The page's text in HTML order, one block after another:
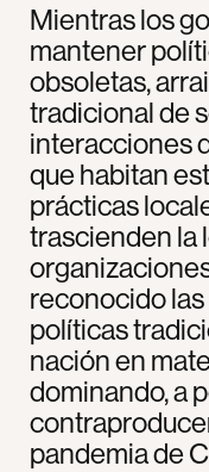
Mientras los
mantener
obsoletas,
tradicional de
interacciones
que habitan
prácticas
trascienden la
reconocido
políticas
nación en
dominando, a
pandemia de